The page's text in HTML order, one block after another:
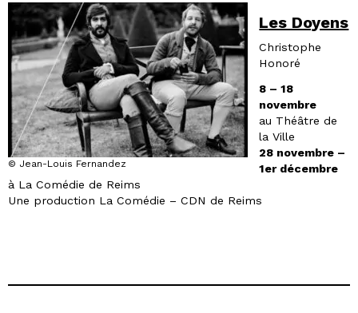
© Jean-Louis Fernandez
Les Doyens
Christophe
Honoré
8 – 18
novembre
au Théâtre de
la Ville
28 novembre –
1er décembre
à La Comédie de Reims
Une production La Comédie – CDN de Reims